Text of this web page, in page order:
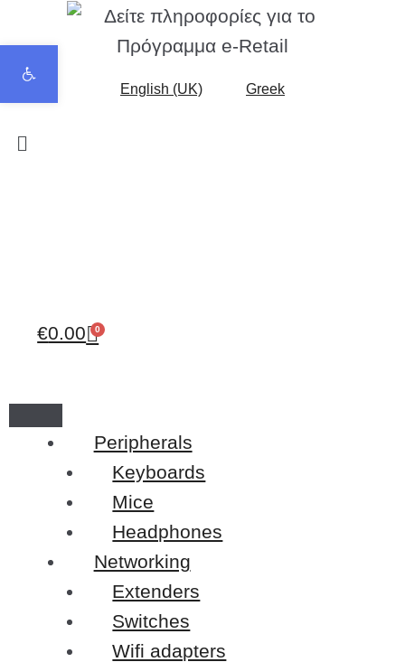
English (UK) Greek
€0.00 0
Peripherals
Keyboards
Mice
Headphones
Networking
Extenders
Switches
Wifi adapters